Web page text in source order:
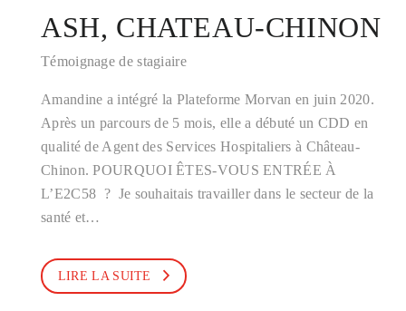
ASH, CHATEAU-CHINON
Témoignage de stagiaire
Amandine a intégré la Plateforme Morvan en juin 2020.
Après un parcours de 5 mois, elle a débuté un CDD en
qualité de Agent des Services Hospitaliers à Château-
Chinon. POURQUOI ÊTES-VOUS ENTRÉE À
L’E2C58 ? Je souhaitais travailler dans le secteur de la
santé et…
LIRE LA SUITE